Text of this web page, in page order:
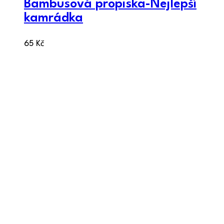
Bambusová propiska-Nejlepší
kamrádka
65 Kč